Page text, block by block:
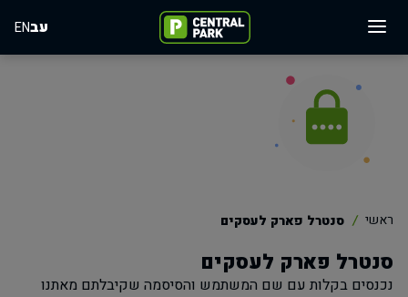
עבEN
ראשי סנטרל פארק לעסקים
סנטרל פארק לעסקים
נכנסים בקלות עם שם המשתמש והסיסמה שקיבלתם מאתנו